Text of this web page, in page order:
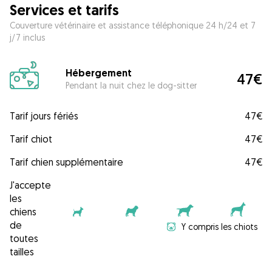
Services et tarifs
Couverture vétérinaire et assistance téléphonique 24 h/24 et 7
j/7 inclus
Hébergement
Pendant la nuit chez le dog-sitter 47€
Tarif jours fériés
47€
Tarif chiot
47€
Tarif chien supplémentaire
47€
J'accepte
les
chiens
de
toutes
tailles
Y compris les chiots